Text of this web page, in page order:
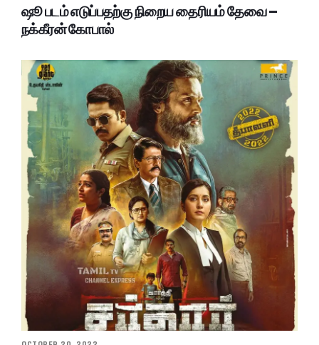
ஷூ படம் எடுப்பதற்கு நிறைய தைரியம் தேவை –
நக்கீரன் கோபால்